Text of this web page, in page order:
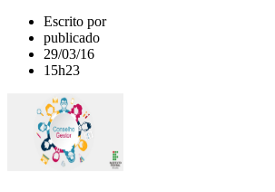
Escrito por
publicado
29/03/16
15h23